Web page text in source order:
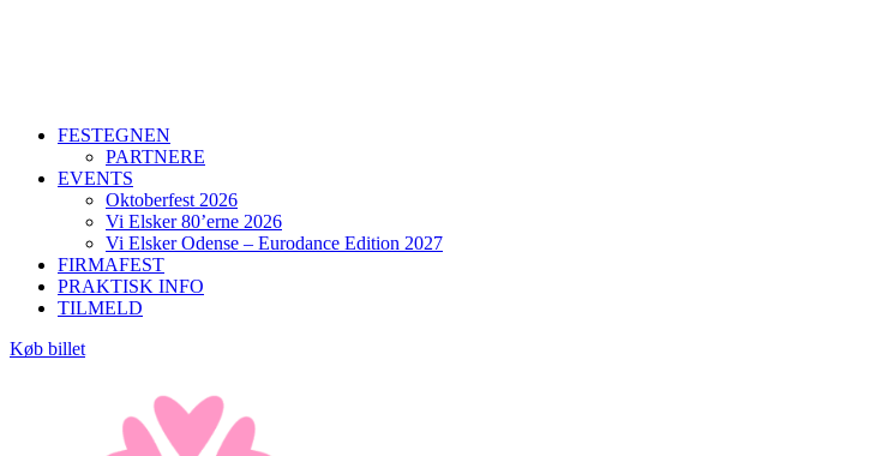
FESTEGNEN
PARTNERE
EVENTS
Oktoberfest 2026
Vi Elsker 80’erne 2026
Vi Elsker Odense – Eurodance Edition 2027
FIRMAFEST
PRAKTISK INFO
TILMELD
Køb billet